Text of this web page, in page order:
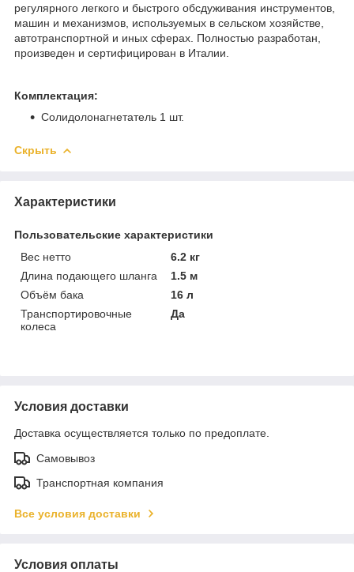
регулярного легкого и быстрого обсдуживания инструментов,
машин и механизмов, используемых в сельском хозяйстве,
автотранспортной и иных сферах. Полностью разработан,
произведен и сертифицирован в Италии.
Комплектация:
Солидолонагнетатель 1 шт.
Скрыть
Характеристики
Пользовательские характеристики
Вес нетто
6.2 кг
Длина подающего шланга
1.5 м
Объём бака
16 л
Транспортировочные
колеса
Да
Условия доставки
Доставка осуществляется только по предоплате.
Самовывоз
Транспортная компания
Все условия доставки
Условия оплаты